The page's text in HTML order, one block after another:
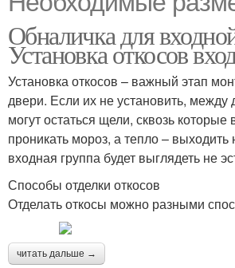
Обналичка для
Установка откосов
Установка откосов – важный этап
двери. Если их не установить,
могут остаться щели, сквозь которые
проникать мороз, а тепло – выходить
входная группа будет выглядеть не
Способы отделки откосов
Отделать откосы можно разными
читать дальше →